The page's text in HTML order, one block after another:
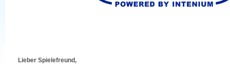
Lieber Spielefreund,